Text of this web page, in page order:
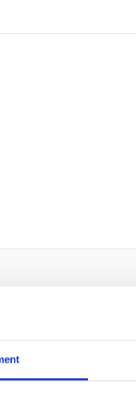
= F7 Filtre